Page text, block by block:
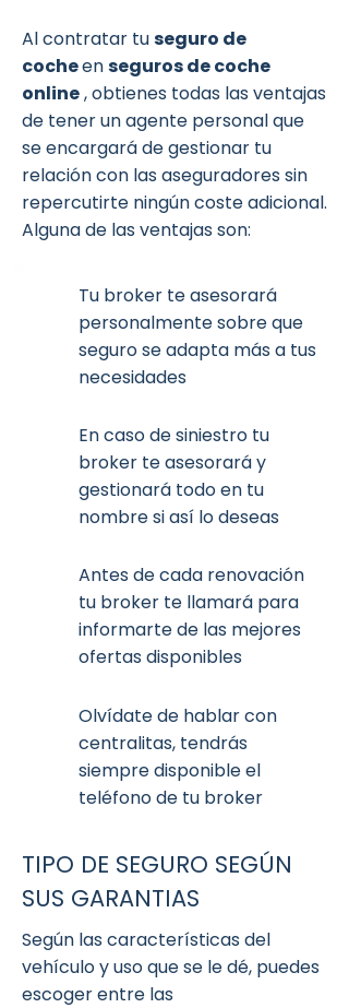
Al contratar tuseguro de
cocheenseguros de coche
online, obtienes todas las ventajas
de tener un agente personal que
se encargará de gestionar tu
relación con las aseguradores sin
repercutirte ningún coste adicional.
Alguna de las ventajas son:
Tu broker te asesorará
personalmente sobre que
seguro se adapta más a tus
necesidades
En caso de siniestro tu
broker te asesorará y
gestionará todo en tu
nombre si así lo deseas
Antes de cada renovación
tu broker te llamará para
informarte de las mejores
ofertas disponibles
Olvídate de hablar con
centralitas, tendrás
siempre disponible el
teléfono de tu broker
TIPO DE SEGURO SEGÚN
SUS GARANTIAS
Según las características del
vehículo y uso que se le dé, puedes
escoger entre las